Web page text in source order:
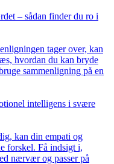
– sådan finder du ro i
tager over, kan
hvordan du kan bryde
sammenligning på en
intelligens i svære
kan din empati og
forskel. Få indsigt i,
nærvær og passer på